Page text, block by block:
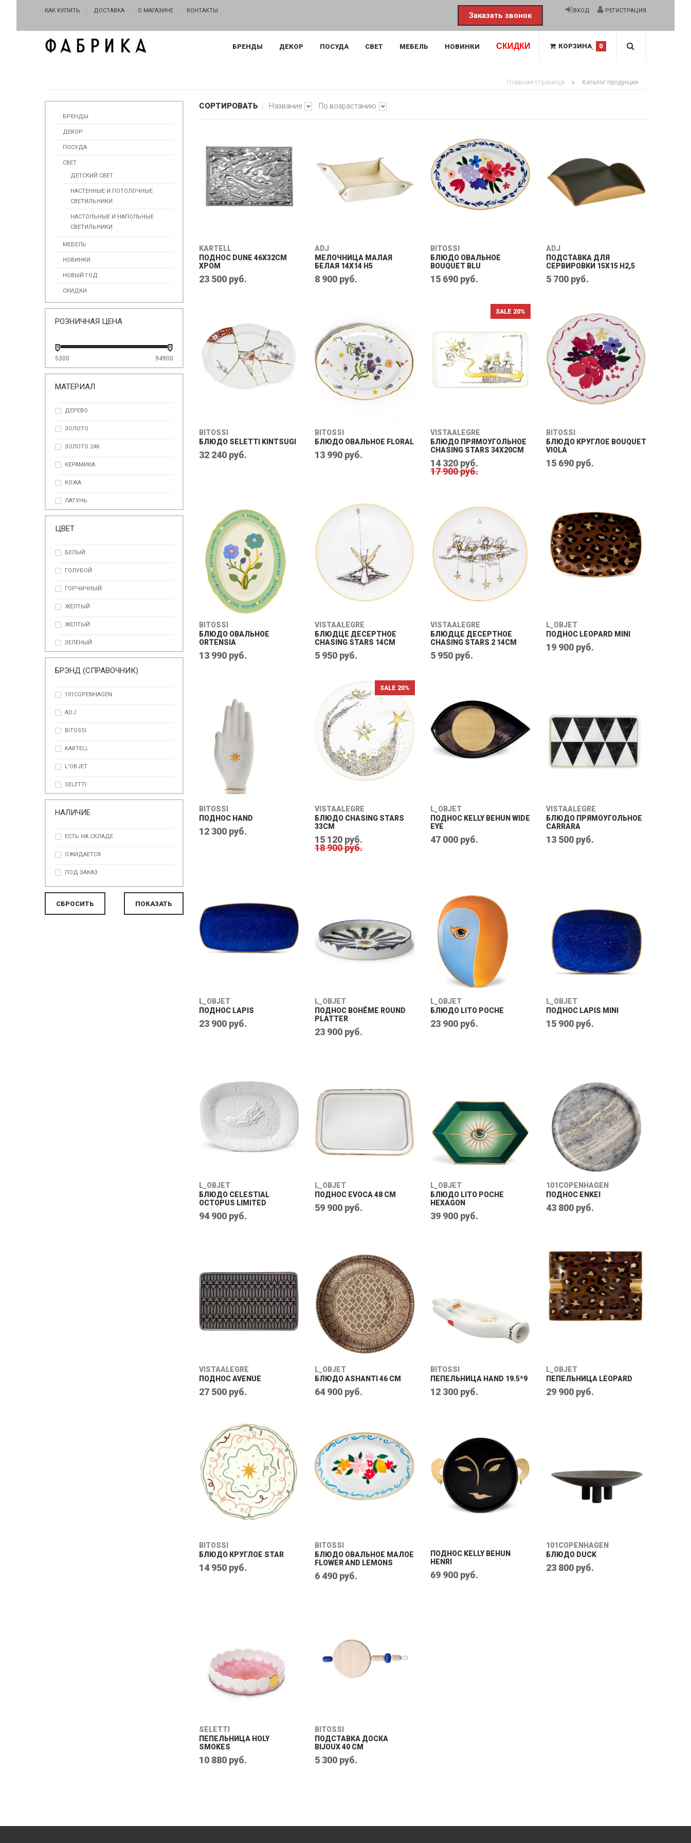
КАК КУПИТЬ ДОСТАВКА О МАГАЗИНЕ КОНТАКТЫ ВХОД РЕГИСТРАЦИЯ
Заказать звонок
КОРЗИНА 0
БРЕНДЫ ДЕКОР ПОСУДА СВЕТ МЕБЕЛЬ НОВИНКИ СКИДКИ
Главная страница Каталог продукции
БРЕНДЫ
ДЕКОР
ПОСУДА
СВЕТ
ДЕТСКИЙ СВЕТ
НАСТЕННЫЕ И ПОТОЛОЧНЫЕ
СВЕТИЛЬНИКИ
НАСТОЛЬНЫЕ И НАПОЛЬНЫЕ
СВЕТИЛЬНИКИ
МЕБЕЛЬ
НОВИНКИ
НОВЫЙ ГОД
СКИДКИ
РОЗНИЧНАЯ ЦЕНА
5300 94900
МАТЕРИАЛ
ДЕРЕВО
ЗОЛОТО
ЗОЛОТО 24К
КЕРАМИКА
КОЖА
ЛАТУНЬ
МОРСКАЯ РАКОВИНА
СЕРЕБРИСТЫЙ ТРАВЕРТИН
СМОЛА
СТАЛЬ 24К
ФАРФОР
ЦВЕТ
БЕЛЫЙ
ГОЛУБОЙ
ГОРЧИЧНЫЙ
ЖЁЛТЫЙ
ЖЕЛТЫЙ
ЗЕЛЁНЫЙ
ЗЕЛЕНЫЙ
ЗОЛОТОЙ
КОРИЧНЕВЫЙ
ОЛИВКОВЫЙ
ОРАНЖЕВЫЙ
ПЕСОЧНЫЙ
РАЗНОЦВЕТНЫЙ
СЕРЕБРЯНЫЙ
СЕРЫЙ
СИНИЙ
ТЕМНО-КОРИЧНЕВЫЙ
ФИОЛЕОВЫЙ
БРЭНД (СПРАВОЧНИК)
101COPENHAGEN
ADJ
BITOSSI
KARTELL
L'OBJET
SELETTI
VISTA ALEGRE
НАЛИЧИЕ
ЕСТЬ НА СКЛАДЕ
ОЖИДАЕТСЯ
ПОД ЗАКАЗ
СОРТИРОВАТЬ Название По возрастанию
KARTELL
ПОДНОС DUNE 46Х32СМ
ХРОМ
23 500 руб.
ADJ
МЕЛОЧНИЦА МАЛАЯ
БЕЛАЯ 14X14 H5
8 900 руб.
BITOSSI
БЛЮДО ОВАЛЬНОЕ
BOUQUET BLU
15 690 руб.
ADJ
ПОДСТАВКА ДЛЯ
СЕРВИРОВКИ 15Х15 Н2,5
5 700 руб.
BITOSSI
БЛЮДО SELETTI KINTSUGI
32 240 руб.
BITOSSI
БЛЮДО ОВАЛЬНОЕ FLORAL
13 990 руб.
SALE 20%
VISTAALEGRE
БЛЮДО ПРЯМОУГОЛЬНОЕ
CHASING STARS 34Х20CM
14 320 руб.
17 900 руб.
BITOSSI
БЛЮДО КРУГЛОЕ BOUQUET
VIOLA
15 690 руб.
BITOSSI
БЛЮДО ОВАЛЬНОЕ
ORTENSIA
13 990 руб.
VISTAALEGRE
БЛЮДЦЕ ДЕСЕРТНОЕ
CHASING STARS 14CM
5 950 руб.
VISTAALEGRE
БЛЮДЦЕ ДЕСЕРТНОЕ
CHASING STARS 2 14CM
5 950 руб.
L_OBJET
ПОДНОС LEOPARD MINI
19 900 руб.
BITOSSI
ПОДНОС HAND
12 300 руб.
SALE 20%
VISTAALEGRE
БЛЮДО CHASING STARS
33CM
15 120 руб.
18 900 руб.
L_OBJET
ПОДНОС KELLY BEHUN WIDE
EYE
47 000 руб.
VISTAALEGRE
БЛЮДО ПРЯМОУГОЛЬНОЕ
CARRARA
13 500 руб.
L_OBJET
ПОДНОС LAPIS
23 900 руб.
L_OBJET
ПОДНОС BOHÊME ROUND
PLATTER
23 900 руб.
L_OBJET
БЛЮДО LITO POCHE
23 900 руб.
L_OBJET
ПОДНОС LAPIS MINI
15 900 руб.
L_OBJET
БЛЮДО CELESTIAL
OCTOPUS LIMITED
94 900 руб.
L_OBJET
ПОДНОС EVOCA 48 СМ
59 900 руб.
L_OBJET
БЛЮДО LITO POCHE
HEXAGON
39 900 руб.
101COPENHAGEN
ПОДНОС ENKEI
43 800 руб.
VISTAALEGRE
ПОДНОС AVENUE
27 500 руб.
L_OBJET
БЛЮДО ASHANTI 46 СМ
64 900 руб.
BITOSSI
ПЕПЕЛЬНИЦА HAND 19.5*9
12 300 руб.
L_OBJET
ПЕПЕЛЬНИЦА LEOPARD
29 900 руб.
BITOSSI
БЛЮДО КРУГЛОЕ STAR
14 950 руб.
BITOSSI
БЛЮДО ОВАЛЬНОЕ МАЛОЕ
FLOWER AND LEMONS
6 490 руб.
ПОДНОС KELLY BEHUN
HENRI
69 900 руб.
101COPENHAGEN
БЛЮДО DUCK
23 800 руб.
SELETTI
ПЕПЕЛЬНИЦА HOLY
SMOKES
10 880 руб.
BITOSSI
ПОДСТАВКА ДОСКА
BIJOUX 40 CM
5 300 руб.